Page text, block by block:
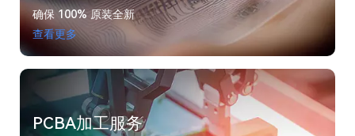
确保 100% 原装全新
查看更多
PCBA加工服务